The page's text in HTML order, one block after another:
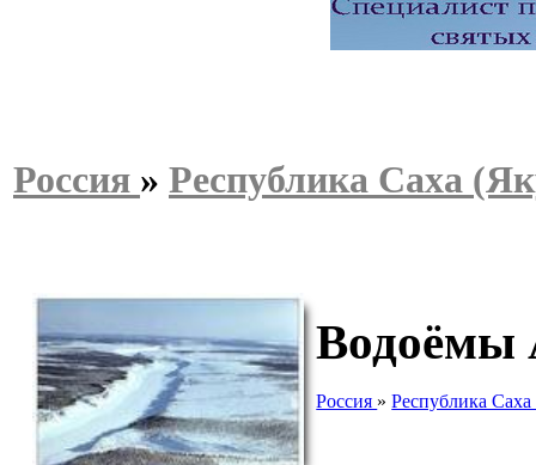
Россия » Республика Саха
Водоёмы
Россия »Республика